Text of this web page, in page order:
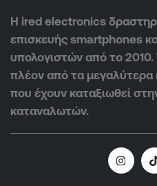
Η ired electronics
επισκευής smartphones
υπολογιστών από το 2010.
πλέον από τα μεγαλύτερα
που έχουν καταξιωθεί
καταναλωτών.